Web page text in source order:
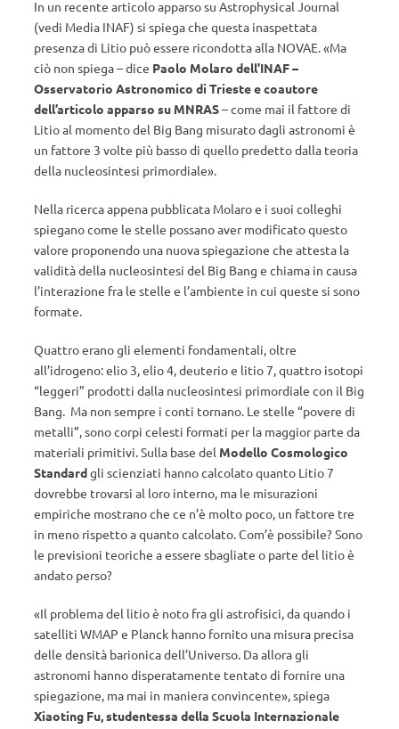
In un recente articolo apparso su Astrophysical Journal
(vedi Media INAF) si spiega che questa inaspettata
presenza di Litio può essere ricondotta alla NOVAE. «Ma
ciò non spiega – dice Paolo Molaro dell’INAF –
Osservatorio Astronomico di Trieste e coautore
dell’articolo apparso su MNRAS– come mai il fattore di
Litio al momento del Big Bang misurato dagli astronomi è
un fattore 3 volte più basso di quello predetto dalla teoria
della nucleosintesi primordiale».
Nella ricerca appena pubblicata Molaro e i suoi colleghi
spiegano come le stelle possano aver modificato questo
valore proponendo una nuova spiegazione che attesta la
validità della nucleosintesi del Big Bang e chiama in causa
l’interazione fra le stelle e l’ambiente in cui queste si sono
formate.
Quattro erano gli elementi fondamentali, oltre
all’idrogeno: elio 3, elio 4, deuterio e litio 7, quattro isotopi
“leggeri” prodotti dalla nucleosintesi primordiale con il Big
Bang. Ma non sempre i conti tornano. Le stelle “povere di
metalli”, sono corpi celesti formati per la maggior parte da
materiali primitivi. Sulla base del Modello Cosmologico
Standardgli scienziati hanno calcolato quanto Litio 7
dovrebbe trovarsi al loro interno, ma le misurazioni
empiriche mostrano che ce n’è molto poco, un fattore tre
in meno rispetto a quanto calcolato. Com’è possibile? Sono
le previsioni teoriche a essere sbagliate o parte del litio è
andato perso?
«Il problema del litio è noto fra gli astrofisici, da quando i
satelliti WMAP e Planck hanno fornito una misura precisa
delle densità barionica dell’Universo. Da allora gli
astronomi hanno disperatamente tentato di fornire una
spiegazione, ma mai in maniera convincente», spiega
Xiaoting Fu, studentessa della Scuola Internazionale